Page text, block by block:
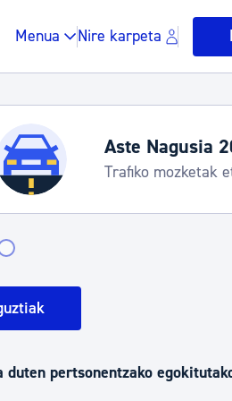
Menua Nire karpeta
Gune publikoa, hondakinak
Aste Nagusia
Trafiko mozketak
pertsonentzako